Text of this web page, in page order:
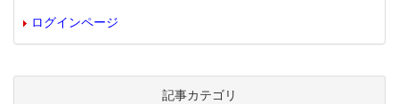
ログインページ
記事カテゴリ